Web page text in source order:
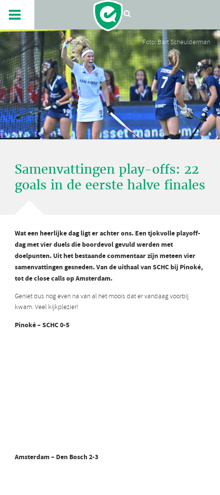
Foto: Bart Scheulderman
Samenvattingen play-offs: 22
goals in de eerste halve finales
Wat een heerlijke dag ligt er achter ons. Een tjokvolle playoff-
dag met vier duels die boordevol gevuld werden met
doelpunten. Uit het bestaande commentaar zijn meteen vier
samenvattingen gesneden. Van de uithaal van SCHC bij Pinoké,
tot de close calls op Amsterdam.
Geniet dus nog even na van al het moois dat er vandaag voorbij
kwam. Veel kijkplezier!
Pinoké – SCHC 0-5
Amsterdam – Den Bosch 2-3